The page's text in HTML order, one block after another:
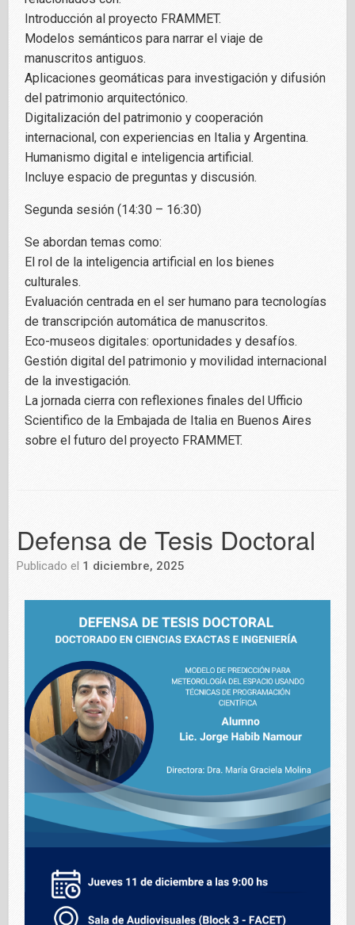
Introducción al proyecto FRAMMET.
Modelos semánticos para narrar el viaje de
manuscritos antiguos.
Aplicaciones geomáticas para investigación y difusión
del patrimonio arquitectónico.
Digitalización del patrimonio y cooperación
internacional, con experiencias en Italia y Argentina.
Humanismo digital e inteligencia artificial.
Incluye espacio de preguntas y discusión.
Segunda sesión (14:30 – 16:30)
Se abordan temas como:
El rol de la inteligencia artificial en los bienes
culturales.
Evaluación centrada en el ser humano para tecnologías
de transcripción automática de manuscritos.
Eco-museos digitales: oportunidades y desafíos.
Gestión digital del patrimonio y movilidad internacional
de la investigación.
La jornada cierra con reflexiones finales del Ufficio
Scientifico de la Embajada de Italia en Buenos Aires
sobre el futuro del proyecto FRAMMET.
Defensa de Tesis Doctoral
Publicado el 1 diciembre, 2025